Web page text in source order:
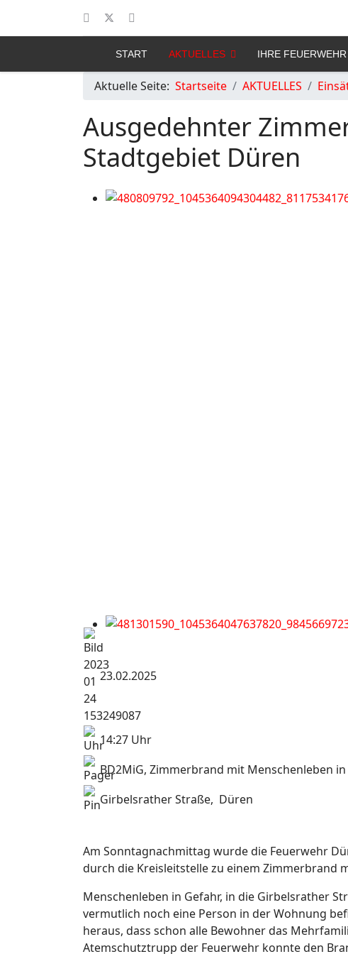
START AKTUELLES IHRE FEUERWEHR
Aktuelle Seite: Startseite AKTUELLES
Ausgedehnter
Stadtgebiet Düren
23.02.2025
14:27 Uhr
BD2MiG, Zimmerbrand mit Menschenleben
Girbelsrather Straße, Düren
Am Sonntagnachmittag wurde die Feuerwehr
durch die Kreisleitstelle zu einem Zimmerbrand
Menschenleben in Gefahr, in die Girbelsrather
vermutlich noch eine Person in der Wohnung
heraus, dass schon alle Bewohner das
Atemschutztrupp der Feuerwehr konnte den